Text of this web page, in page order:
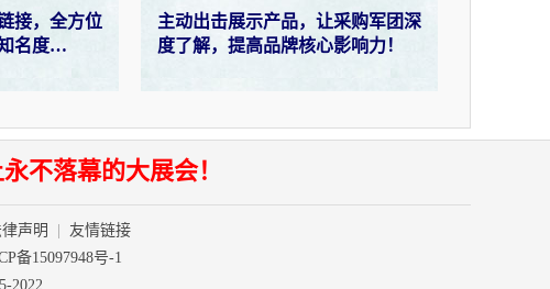
接，全方位
名度…
主动出击展示产品，让采购军团深
度了解，提高品牌核心影响力！
不落幕的大展会！
声明
友情链接
备15097948号-1
2022